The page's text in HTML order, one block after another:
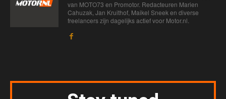
van MOTO73 en Promotor. Redacteuren Marien
Cahuzak, Jan Kruithof, Maikel Sneek en diverse
freelancers zijn dagelijks actief voor Motor.nl.